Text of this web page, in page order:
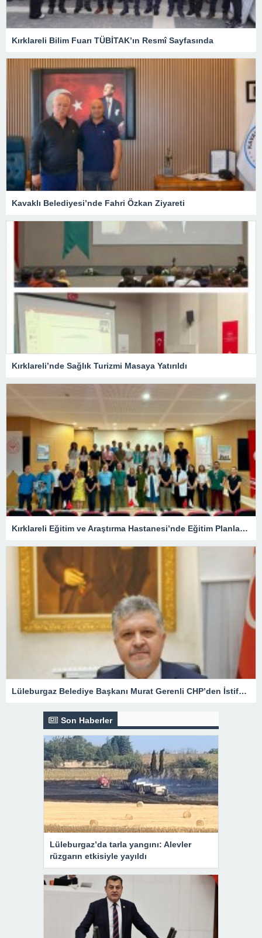
Kırklareli Bilim Fuarı TÜBİTAK’ın Resmî Sayfasında
Kavaklı Belediyesi’nde Fahri Özkan Ziyareti
Kırklareli’nde Sağlık Turizmi Masaya Yatırıldı
Kırklareli Eğitim ve Araştırma Hastanesi’nde Eğitim Planlaması Masaya Yatırıldı
Lüleburgaz Belediye Başkanı Murat Gerenli CHP’den İstifa Etti
Son Haberler
Lüleburgaz’da tarla yangını: Alevler
rüzgarın etkisiyle yayıldı